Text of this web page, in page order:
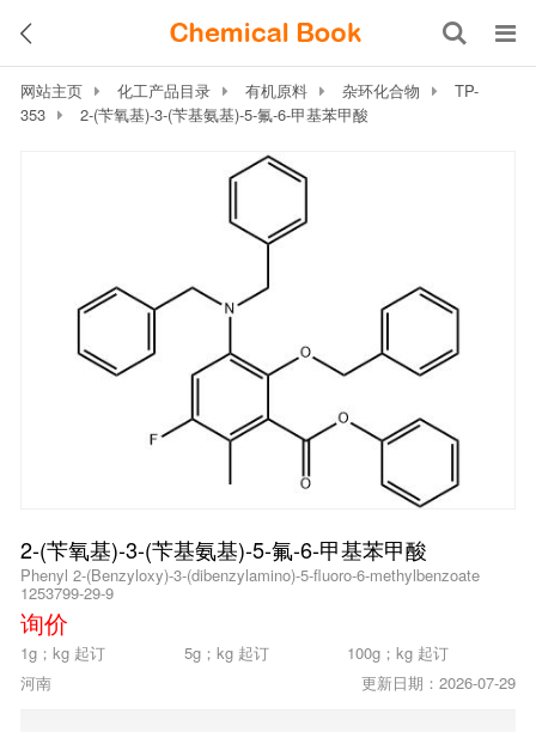
网站主页 化工产品目录 有机原料 杂环化合物
TP-
353
2-(苄氧基)-3-(苄基氨基)-5-氟-6-甲基苯甲酸
2-(苄氧基)-3-(苄基氨基)-5-氟-6-甲基苯甲酸
Phenyl 2-(Benzyloxy)-3-(dibenzylamino)-5-fluoro-6-methylbenzoate
1253799-29-9
询价
1g；kg 起订 5g；kg 起订
100g；kg 起订
河南
更新日期：2026-07-29